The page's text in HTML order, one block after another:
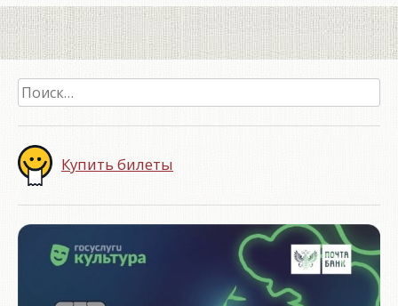
Найти:
Купить билеты